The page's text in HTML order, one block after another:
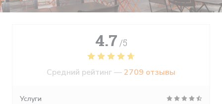
4.7 /5
Средний рейтинг —2709 отзывы
Услуги